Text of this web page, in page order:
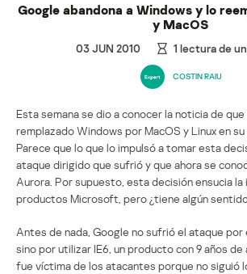
Google abandona a Windows y lo
y MacOS
03 JUN 2010 1 lectura de
COSTIN RAIU
Esta semana se dio a conocer la noticia de
remplazado Windows por MacOS y Linux en
Parece que lo que lo impulsó a tomar esta
ataque dirigido que sufrió y que ahora se
Aurora. Por supuesto, esta decisión ensucia la
productos Microsoft, pero ¿tiene algún
Antes de nada, Google no sufrió el ataque por
sino por utilizar IE6, un producto con 9 años
fue víctima de los atacantes porque no siguió